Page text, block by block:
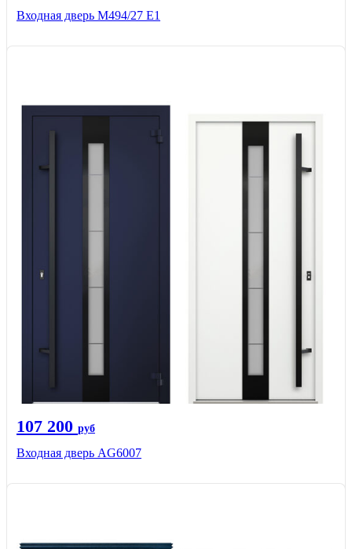
Входная дверь М494/27 Е1
107 200 руб
Входная дверь AG6007